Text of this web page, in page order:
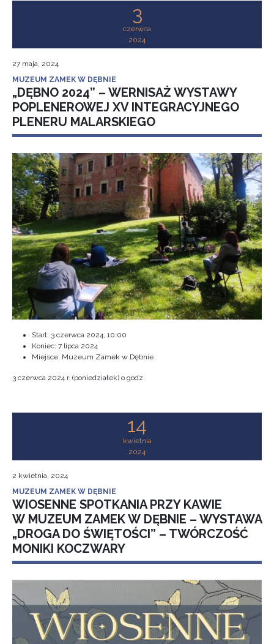
3
czerwca
2024
27 maja, 2024
MUZEUM ZAMEK W DĘBNIE
„DĘBNO 2024” – WERNISAŻ WYSTAWY
POPLENEROWEJ XV INTEGRACYJNEGO
PLENERU MALARSKIEGO
Start: 3 czerwca 2024, 10:00
Koniec: 7 lipca 2024
Miejsce: Muzeum Zamek w Dębnie
3 czerwca 2024 r. (poniedziałek) o godz.
14
kwietnia
2024
2 kwietnia, 2024
MUZEUM ZAMEK W DĘBNIE
WIOSENNE SPOTKANIA PRZY KAWIE
W MUZEUM ZAMEK W DĘBNIE – WYSTAWA
„DROGA DO ŚWIĘTOŚCI” – TWÓRCZOŚĆ
MONIKI KOCZWARY